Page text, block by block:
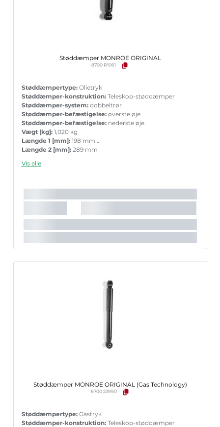
Støddæmper MONROE ORIGINAL
8700 R1061
Støddæmpertype:Olietryk
Støddæmper-konstruktion:Teleskop-støddæmper
Støddæmper-system:dobbeltrør
Støddæmper-befæstigelse:øverste øje
Støddæmper-befæstigelse:nederste øje
Vægt [kg]:1,020 kg
Længde 1 [mm]:198 mm
Længde 2 [mm]:289 mm
Indpakningslængde [cm]:
Vis alle
Støddæmper MONROE ORIGINAL (Gas Technology)
8700 23990
Støddæmpertype:Gastryk
Støddæmper-konstruktion:Teleskop-støddæmper